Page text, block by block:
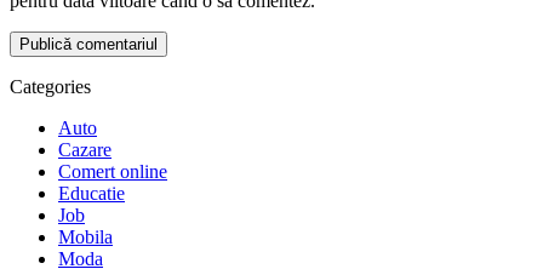
Categories
Auto
Cazare
Comert online
Educatie
Job
Mobila
Moda